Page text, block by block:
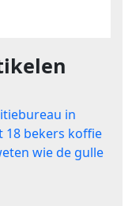
in
18 bekers koffie
wie de gulle